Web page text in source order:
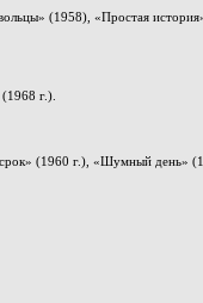
(1958), «Простая
г.).
(1960 г.), «Шумный день»